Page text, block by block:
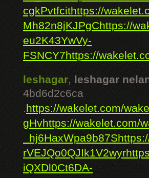
cgkPvtfcithttps://
Mh82n8jKJPgChttps://
eu2K43YwVy-
FSNCY7https://
leshagar, leshagar
4bd6d2c6ca
.https://wakelet.com/
gHvhttps://wakelet.com/
_hj6HaxWpa9b87S
rVEJQo0QJIk1V2wyr
iQXDl0Ct6DA-